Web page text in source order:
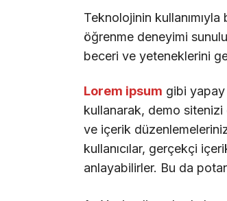
Teknolojinin
öğrenme deneyimi
beceri ve yeteneklerini
Lorem ipsum gibi yapay
kullanarak, demo
ve içerik
kullanıcılar, gerçekçi
anlayabilirler. Bu da